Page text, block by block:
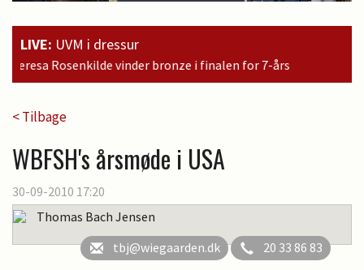
LIVE: UVM i dressur
finalen for 7-års
< Tilbage
WBFSH's årsmøde i USA
30-09-2010 17:20
Thomas Bach Jensen
tbj@wiegaarden.dk
20 33 86 83